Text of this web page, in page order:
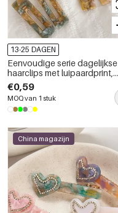
13-25 DAGEN
Eenvoudige serie dagelijkse
haarclips met luipaardprint,
gemengde kleurgradatie, van
plastic.
€0,59
MOQ van 1 stuk
China magazijn